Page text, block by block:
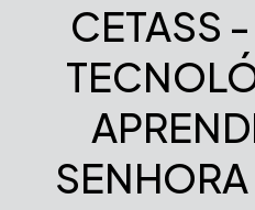
CETASS